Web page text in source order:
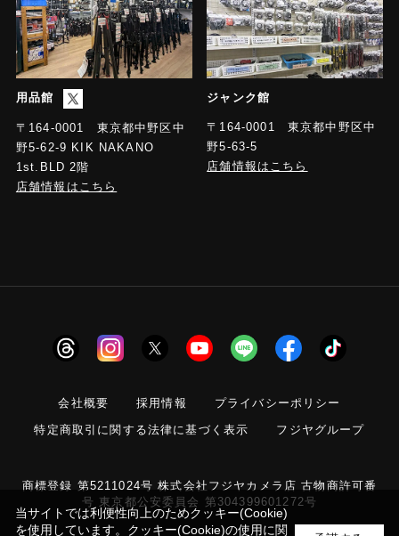
用品館
〒164-0001 東京都中野区中
野5-62-9 KIK NAKANO
1st.BLD 2階
店舗情報はこちら
ジャンク館
〒164-0001 東京都中野区中
野5-63-5
店舗情報はこちら
会社概要 採用情報
プライバシーポリシー
特定商取引に関する法律に基づく表示
フジヤグループ
商標登録 第5211024号 株式会社フジヤカメラ店 古物商許可番
号 東京都公安委員会 第304399601272号
当サイトでは利便性向上のためクッキー(Cookie)
を使用しています。クッキー(Cookie)の使用に関